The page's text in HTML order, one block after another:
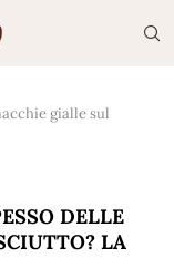
gialle sul
DELLE
LA